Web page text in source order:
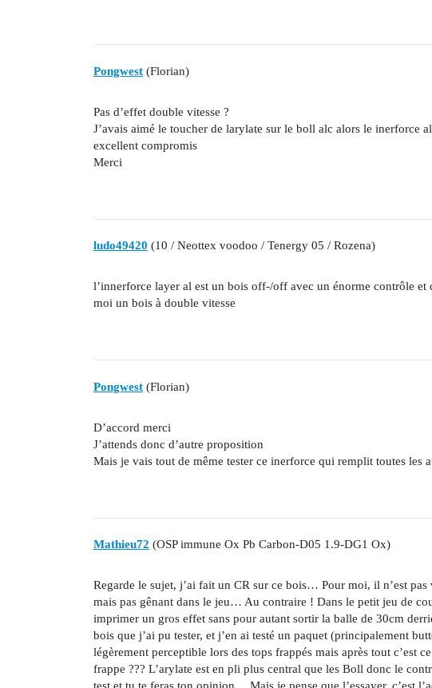
Pongwest (Florian)
Pas d’effet double vitesse ?
J’avais aimé le toucher de larylate sur le boll alc alors le inerforce
excellent compromis
Merci
ludo49420 (10 / Neottex voodoo / Tenergy 05 / Rozena)
l’innerforce layer al est un bois off-/off avec un énorme contrôle et
moi un bois à double vitesse
Pongwest (Florian)
D’accord merci
J’attends donc d’autre proposition
Mais je vais tout de même tester ce inerforce qui remplit toutes les
Mathieu72 (OSP immune Ox Pb Carbon-D05 1.9-DG1 Ox)
Regarde le sujet, j’ai fait un CR sur ce bois… Pour moi, il n’est
mais pas gênant dans le jeu… Au contraire ! Dans le petit jeu de
imprimer un gros effet sans pour autant sortir la balle de 30cm
bois que j’ai pu tester, et j’en ai testé un paquet (principalement
légèrement perceptible lors des tops frappés mais après tout c’est
frappe ??? L’arylate est en pli plus central que les Boll donc le